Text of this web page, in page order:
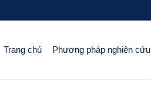
Trang chủ Phương pháp nghiên cứu